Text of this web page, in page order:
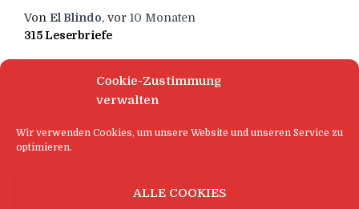
Cookie-Zustimmung
verwalten
Wir verwenden Cookies, um unsere Website und unseren Service zu
optimieren.
ALLE COOKIES
Von El Blindo, vor 10 Monaten
315 Leserbriefe